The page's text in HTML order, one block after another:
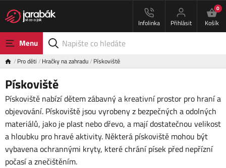
Infolinka Přihlásit
0
Košík
Menu
Pro děti Hračky na zahradu Pískoviště
Pískoviště
Pískoviště nabízí dětem zábavný a kreativní prostor pro hraní a
objevování. Pískoviště jsou vyrobeny z bezpečných a odolných
materiálů, jako je plast nebo dřevo, a mají dostatečnou velikost
a hloubku pro hravé aktivity. Některá pískoviště mohou být
vybavena ochrannými kryty, které chrání písek před nepřízní
počasí a znečištěním.